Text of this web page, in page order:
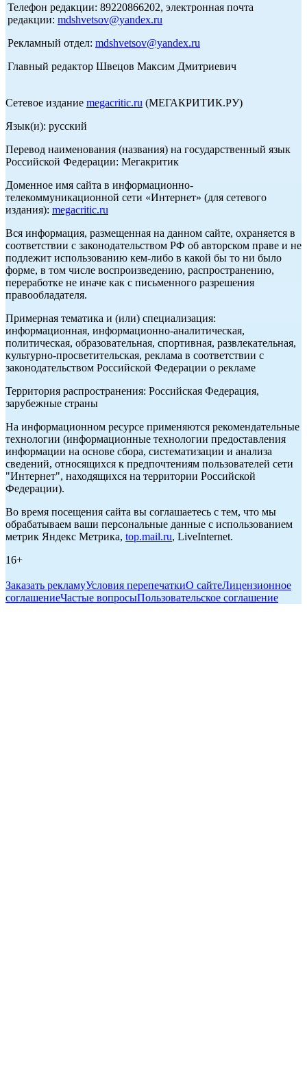
Телефон редакции: 89220866202, электронная почта
редакции: mdshvetsov@yandex.ru
Рекламный отдел: mdshvetsov@yandex.ru
Главный редактор Швецов Максим Дмитриевич
Сетевое издание megacritic.ru (МЕГАКРИТИК.РУ)
Язык(и): русский
Перевод наименования (названия) на государственный язык
Российской Федерации: Мегакритик
Доменное имя сайта в информационно-
телекоммуникационной сети «Интернет» (для сетевого
издания): megacritic.ru
Вся информация, размещенная на данном сайте, охраняется в
соответствии с законодательством РФ об авторском праве и не
подлежит использованию кем-либо в какой бы то ни было
форме, в том числе воспроизведению, распространению,
переработке не иначе как с письменного разрешения
правообладателя.
Примерная тематика и (или) специализация:
информационная, информационно-аналитическая,
политическая, образовательная, спортивная, развлекательная,
культурно-просветительская, реклама в соответствии с
законодательством Российской Федерации о рекламе
Территория распространения: Российская Федерация,
зарубежные страны
На информационном ресурсе применяются рекомендательные
технологии (информационные технологии предоставления
информации на основе сбора, систематизации и анализа
сведений, относящихся к предпочтениям пользователей сети
"Интернет", находящихся на территории Российской
Федерации).
Во время посещения сайта вы соглашаетесь с тем, что мы
обрабатываем ваши персональные данные с использованием
метрик Яндекс Метрика, top.mail.ru, LiveInternet.
16+
Заказать рекламуУсловия перепечаткиО сайтеЛицензионное
соглашениеЧастые вопросыПользовательское соглашение